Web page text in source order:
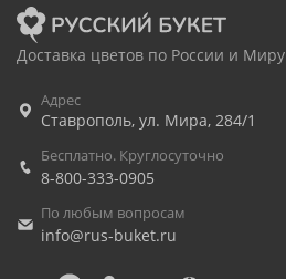
Доставка цветов по России и Миру
Адрес
Ставрополь, ул. Мира, 284/1
Бесплатно. Круглосуточно
8-800-333-0905
По любым вопросам
info@rus-buket.ru